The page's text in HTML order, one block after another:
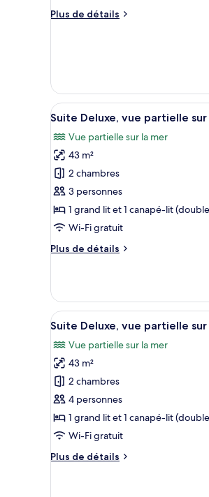
chambre :
Plus de détails
Plus
de
chambre
Suite
Afficher
toutes
les
photos
pour
ce
type
de
chambre :
Suite
partielle
sur
la
mer
19
Suite Deluxe, vue partielle
Vue partielle sur la mer
43 m²
2 chambres
3 personnes
1 grand lit et 1 canapé-lit
Wi-Fi gratuit
Plus de détails
Plus
le
type
de
Suite
Deluxe,
vue
partielle
sur
la
mer
Afficher
toutes
les
photos
pour
ce
type
de
chambre :
Suite
18
Suite Deluxe, vue partielle
Vue partielle sur la mer
43 m²
2 chambres
4 personnes
1 grand lit et 1 canapé-lit
Wi-Fi gratuit
Plus de détails
Plus